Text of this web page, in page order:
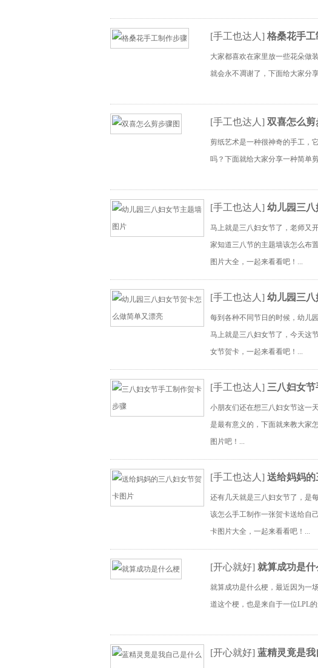
[手工也达人 ] 格桑花手工
大家都喜欢在家里放一些花朵做
就会永不凋谢了，下面给大家分
[手工也达人 ] 双喜怎么剪
剪纸艺术是一种很神奇的手工，
吗？下面就给大家分享一种简单
[手工也达人 ] 幼儿园三
马上就是三八妇女节了，老师又
家知道三八节的主题墙该怎么布
图片大全，一起来看看吧！...
[手工也达人 ] 幼儿园三
每到各种不同节日的时候，幼儿
马上就是三八妇女节了，今天这
女节贺卡，一起来看看吧！...
[手工也达人 ] 三八妇女
小朋友们还在想三八妇女节这一
是最有意义的，下面就来教大家
图片吧！...
[手工也达人 ] 送给妈妈
还有几天就是三八妇女节了，是
该怎么手工制作一张贺卡送给自
卡图片大全，一起来看看吧！...
[开心就好] 就算成功是什
就算成功是什么梗，最近因为一
道这个梗，也是来自于一位LPL
[开心就好] 蓝精灵竟是